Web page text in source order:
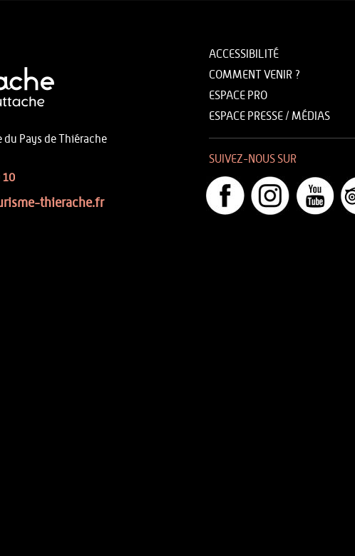
Pays de Thiérache
10
thierache.fr
ACCESSIBILITÉ
COMMENT VENIR ?
ESPACE PRO
ESPACE PRESSE / MÉDIAS
SUIVEZ-NOUS SUR